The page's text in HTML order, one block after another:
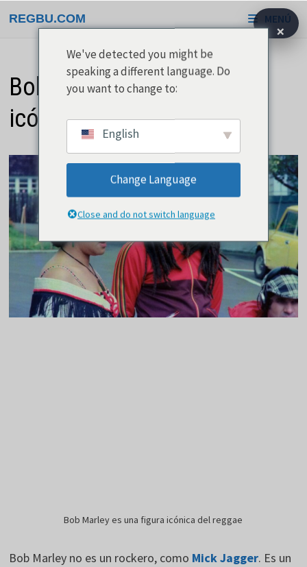
REGBU.COM MENÚ
Bob Marley es una figura
icónica del reggae
Bob Marley es una figura icónica del reggae
Bob Marley no es un rockero, como Mick Jagger. Es un
×
We've detected you might be
speaking a different language. Do
you want to change to:
English
Change Language
Close and do not switch language